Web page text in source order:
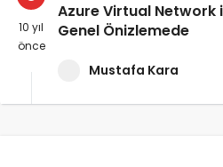
10 yıl
önce
Azure Virtual Network
Genel Önizlemede
Mustafa Kara